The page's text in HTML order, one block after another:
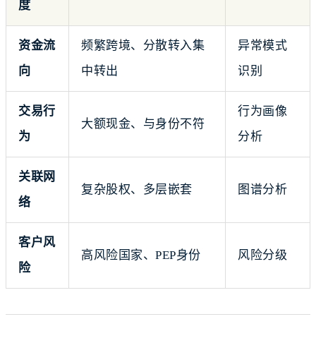
度
资金流
向
频繁跨境、分散转入集
中转出
异常模式
识别
交易行
为
大额现金、与身份不符
行为画像
分析
关联网
络
复杂股权、多层嵌套 图谱分析
客户风
险
高风险国家、PEP身份 风险分级